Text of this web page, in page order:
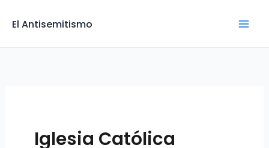
El Antisemitismo
Iglesia Católica